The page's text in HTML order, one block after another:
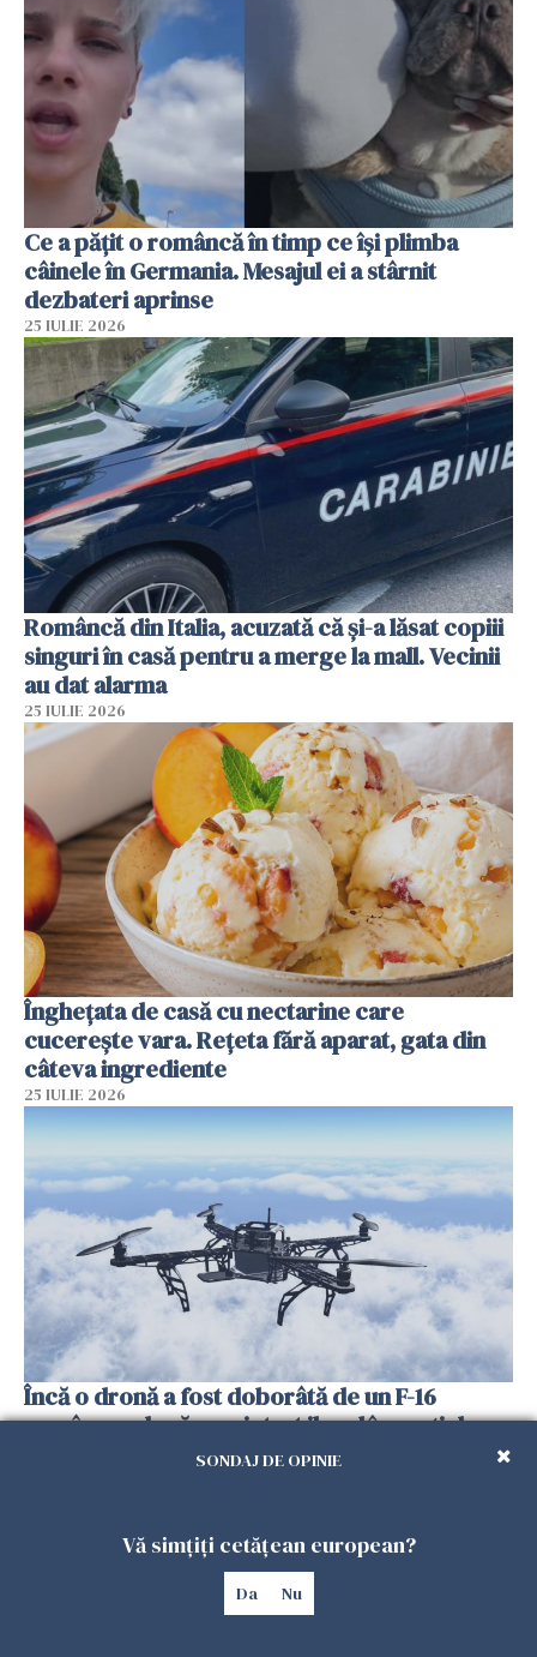
Ce a pățit o româncă în timp ce își plimba
câinele în Germania. Mesajul ei a stârnit
dezbateri aprinse
25 IULIE 2026
Româncă din Italia, acuzată că și-a lăsat copiii
singuri în casă pentru a merge la mall. Vecinii
au dat alarma
25 IULIE 2026
Înghețata de casă cu nectarine care
cucerește vara. Rețeta fără aparat, gata din
câteva ingrediente
25 IULIE 2026
Încă o dronă a fost doborâtă de un F-16
românesc după ce a intrat ilegal în spațiul
aerian al RomânieiSONDAJ DE OPINIE
Vă simțiți cetățean european?
Da Nu